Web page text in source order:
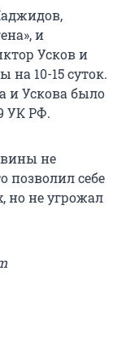
и
Усков и
на 10-15 суток.
и Ускова было
УК РФ.
вины не
позволил себе
но не угрожал